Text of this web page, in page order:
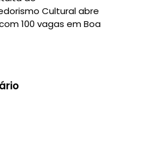
Cultural abre
100 vagas em Boa